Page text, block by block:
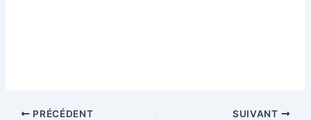
PRÉCÉDENT SUIVANT